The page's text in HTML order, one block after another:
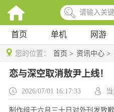
首页 单机 网游
您的位置： 首页 > 资讯中心 >
恋与深空取消敖尹上线！
2026/07/01 16:17:33
制作组于六月三十日对外刊发致